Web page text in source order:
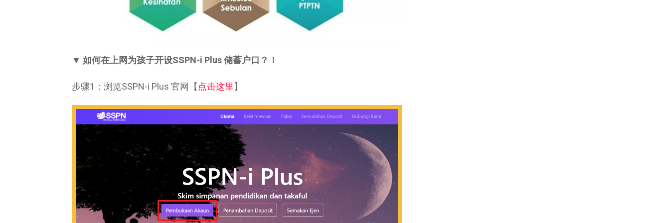
▼ 如何在上网为孩子开设SSPN-i Plus 储蓄户口？！
步骤1：浏览SSPN-i Plus 官网【点击这里】